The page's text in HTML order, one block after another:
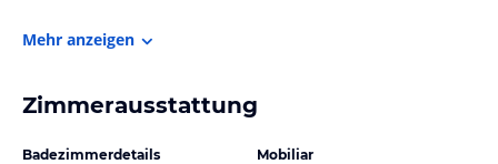
Mehr anzeigen
Zimmerausstattung
Badezimmerdetails
Mobiliar